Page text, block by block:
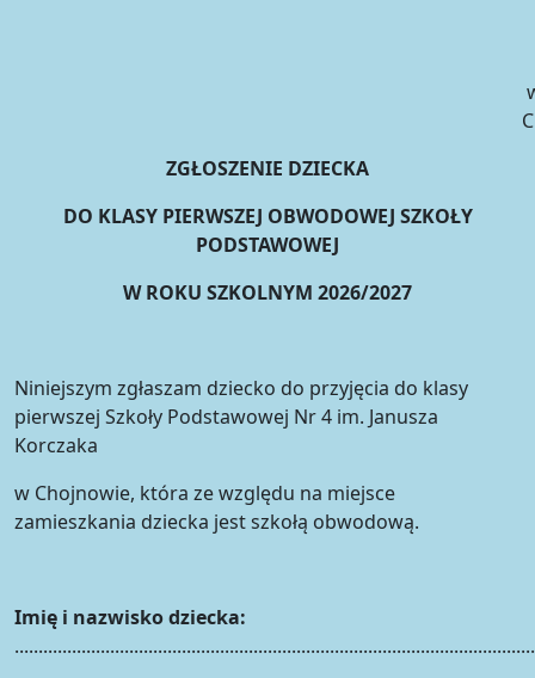
ZGŁOSZENIE DZIECKA
DO KLASY PIERWSZEJ OBWODOWEJ SZKOŁY
PODSTAWOWEJ
W ROKU SZKOLNYM 2026/2027
Niniejszym zgłaszam dziecko do przyjęcia do klasy
pierwszej Szkoły Podstawowej Nr 4 im. Janusza
Korczaka
w Chojnowie, która ze względu na miejsce
zamieszkania dziecka jest szkołą obwodową.
Imię i nazwisko dziecka: